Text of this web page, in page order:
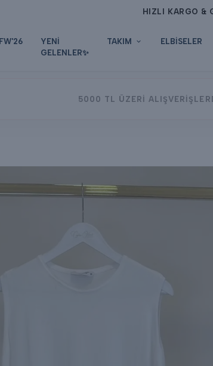
HIZLI KARGO &
FW'26
YENİ
GELENLER✨
TAKIM ELBİSELER
5000 TL ÜZERİ